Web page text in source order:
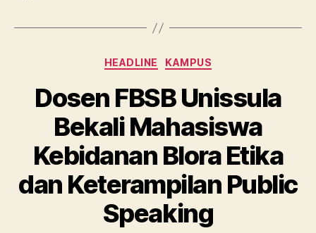
Categories
HEADLINE KAMPUS
Dosen FBSB Unissula
Bekali Mahasiswa
Kebidanan Blora Etika
dan Keterampilan Public
Speaking